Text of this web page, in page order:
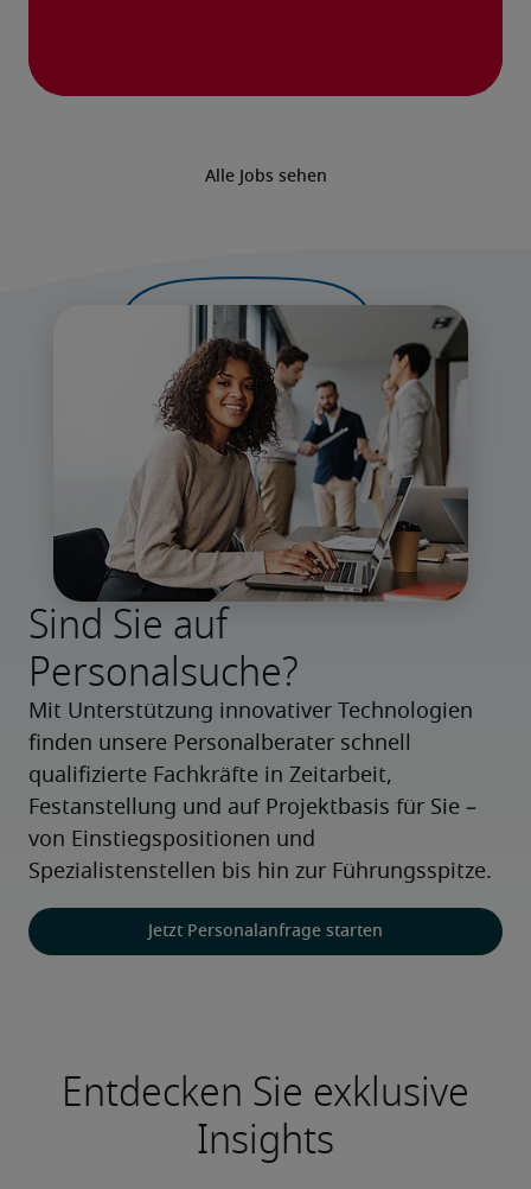
Alle Jobs sehen
Sind Sie auf
Personalsuche?
Mit Unterstützung innovativer Technologien
finden unsere Personalberater schnell
qualifizierte Fachkräfte in Zeitarbeit,
Festanstellung und auf Projektbasis für Sie –
von Einstiegspositionen und
Spezialistenstellen bis hin zur Führungsspitze.
Jetzt Personalanfrage starten
Entdecken Sie exklusive
Insights